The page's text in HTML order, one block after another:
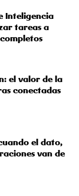
Inteligencia
tareas a
el valor de la
conectadas
el dato,
van de